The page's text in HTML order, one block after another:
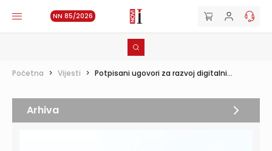
NN 85/2026
Početna > Vijesti > Potpisani ugovori za razvoj digitalni...
Arhiva